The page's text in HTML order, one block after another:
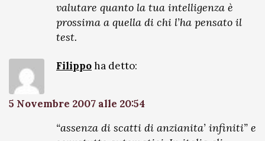
valutare quanto la tua intelligenza è
prossima a quella di chi l’ha pensato il
test.
Filippoha detto:
5 Novembre 2007 alle 20:54
“assenza di scatti di anzianita’ infiniti” e